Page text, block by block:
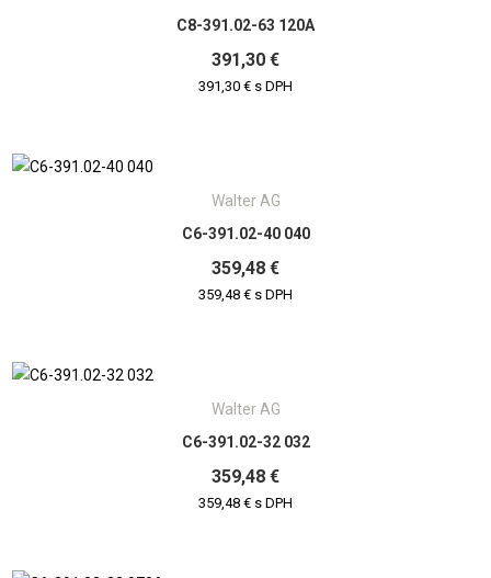
C8-391.02-63 120A
391,30 €
391,30 € s DPH
Walter AG
C6-391.02-40 040
359,48 €
359,48 € s DPH
Walter AG
C6-391.02-32 032
359,48 €
359,48 € s DPH